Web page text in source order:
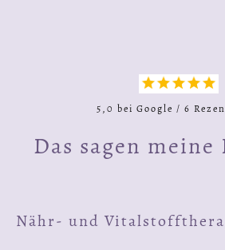
5,0 bei Google / 6
Das sagen meine
Nähr- und